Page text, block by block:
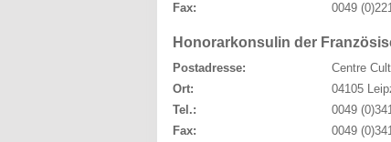
Fax:
0049
Honorarkonsulin der
Postadresse:
Centre
Ort:
04105
Tel.:
0049
Fax:
0049